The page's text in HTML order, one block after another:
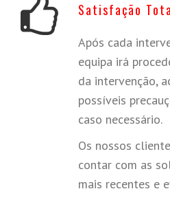
Satisfação
Após cada
equipa irá
da intervenção,
possíveis
caso necessário.
Os nossos
contar com as
mais recentes e